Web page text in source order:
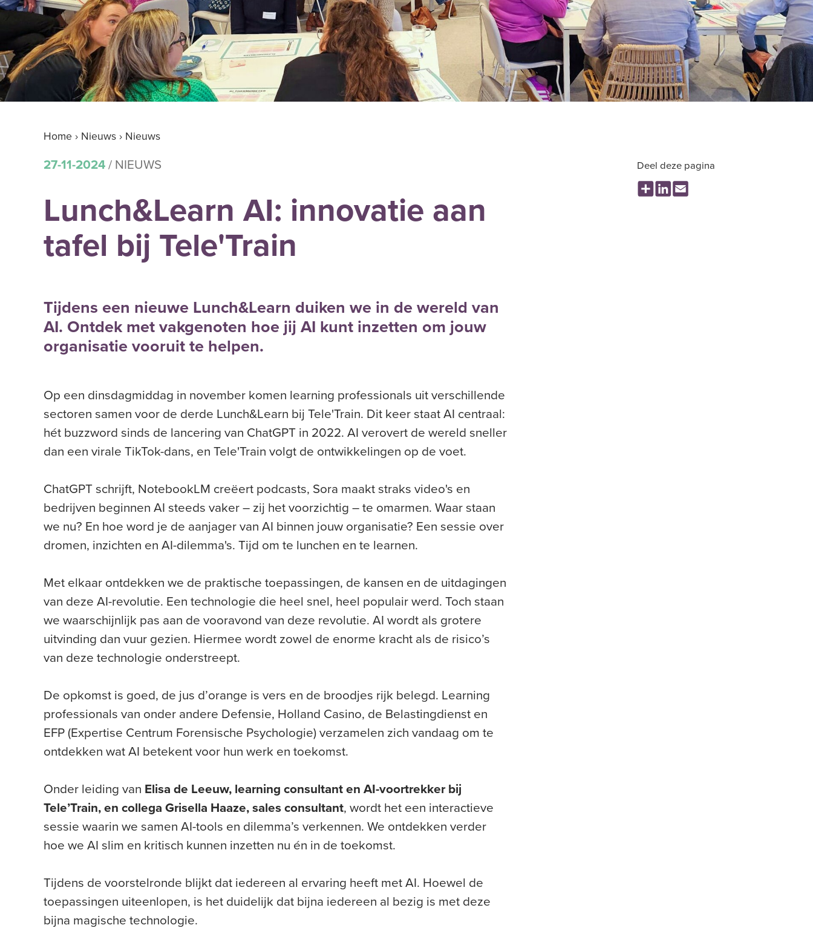
Home › Nieuws › Nieuws
Deel deze pagina
ShareLinkedIn
Email
27-11-2024 / NIEUWS
Lunch&Learn AI: innovatie aan
tafel bij Tele'Train
Tijdens een nieuwe Lunch&Learn duiken we in de wereld van
AI. Ontdek met vakgenoten hoe jij AI kunt inzetten om jouw
organisatie vooruit te helpen.
Op een dinsdagmiddag in november komen learning professionals uit verschillende
sectoren samen voor de derde Lunch&Learn bij Tele'Train. Dit keer staat AI centraal:
hét buzzword sinds de lancering van ChatGPT in 2022. AI verovert de wereld sneller
dan een virale TikTok-dans, en Tele'Train volgt de ontwikkelingen op de voet.
ChatGPT schrijft, NotebookLM creëert podcasts, Sora maakt straks video's en
bedrijven beginnen AI steeds vaker – zij het voorzichtig – te omarmen. Waar staan
we nu? En hoe word je de aanjager van AI binnen jouw organisatie? Een sessie over
dromen, inzichten en AI-dilemma's. Tijd om te lunchen en te learnen.
Met elkaar ontdekken we de praktische toepassingen, de kansen en de uitdagingen
van deze AI-revolutie. Een technologie die heel snel, heel populair werd. Toch staan
we waarschijnlijk pas aan de vooravond van deze revolutie. AI wordt als grotere
uitvinding dan vuur gezien. Hiermee wordt zowel de enorme kracht als de risico’s
van deze technologie onderstreept.
De opkomst is goed, de jus d’orange is vers en de broodjes rijk belegd. Learning
professionals van onder andere Defensie, Holland Casino, de Belastingdienst en
EFP (Expertise Centrum Forensische Psychologie) verzamelen zich vandaag om te
ontdekken wat AI betekent voor hun werk en toekomst.
Onder leiding van Elisa de Leeuw, learning consultant en AI-voortrekker bij
Tele’Train, en collega Grisella Haaze, sales consultant, wordt het een interactieve
sessie waarin we samen AI-tools en dilemma’s verkennen. We ontdekken verder
hoe we AI slim en kritisch kunnen inzetten nu én in de toekomst.
Tijdens de voorstelronde blijkt dat iedereen al ervaring heeft met AI. Hoewel de
toepassingen uiteenlopen, is het duidelijk dat bijna iedereen al bezig is met deze
bijna magische technologie.